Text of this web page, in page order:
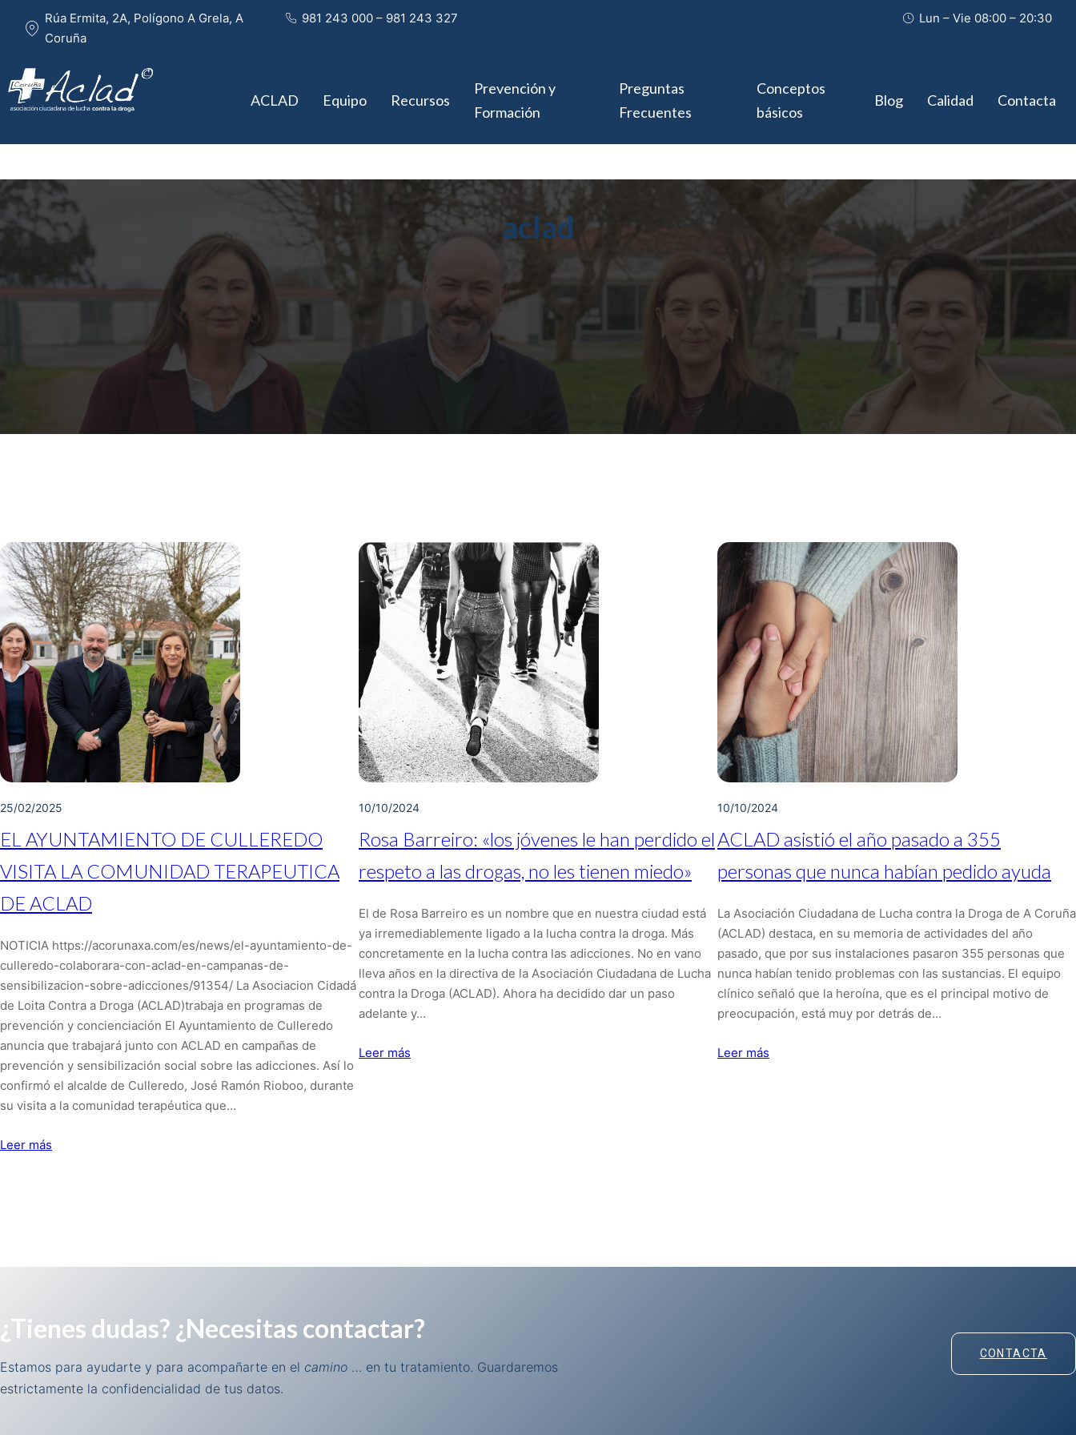
Rúa Ermita, 2A, Polígono A Grela, A
Coruña
981 243 000 – 981 243 327 Lun – Vie 08:00 – 20:30
ACLAD Equipo Recursos
Prevención y
Formación
Preguntas
Frecuentes
Conceptos
básicos
Blog Calidad Contacta
aclad
25/02/2025
EL AYUNTAMIENTO DE CULLEREDO
VISITA LA COMUNIDAD TERAPEUTICA
DE ACLAD
NOTICIA https://acorunaxa.com/es/news/el-ayuntamiento-de-
culleredo-colaborara-con-aclad-en-campanas-de-
sensibilizacion-sobre-adicciones/91354/ La Asociacion Cidadá
de Loita Contra a Droga (ACLAD)trabaja en programas de
prevención y concienciación El Ayuntamiento de Culleredo
anuncia que trabajará junto con ACLAD en campañas de
prevención y sensibilización social sobre las adicciones. Así lo
confirmó el alcalde de Culleredo, José Ramón Rioboo, durante
su visita a la comunidad terapéutica que…
Leer más
10/10/2024
Rosa Barreiro: «los jóvenes le han perdido el
respeto a las drogas, no les tienen miedo»
El de Rosa Barreiro es un nombre que en nuestra ciudad está
ya irremediablemente ligado a la lucha contra la droga. Más
concretamente en la lucha contra las adicciones. No en vano
lleva años en la directiva de la Asociación Ciudadana de Lucha
contra la Droga (ACLAD). Ahora ha decidido dar un paso
adelante y…
Leer más
10/10/2024
ACLAD asistió el año pasado a 355
personas que nunca habían pedido ayuda
La Asociación Ciudadana de Lucha contra la Droga de A Coruña
(ACLAD) destaca, en su memoria de actividades del año
pasado, que por sus instalaciones pasaron 355 personas que
nunca habían tenido problemas con las sustancias. El equipo
clínico señaló que la heroína, que es el principal motivo de
preocupación, está muy por detrás de…
Leer más
¿Tienes dudas? ¿Necesitas contactar?
Estamos para ayudarte y para acompañarte en el camino … en tu tratamiento. Guardaremos
estrictamente la confidencialidad de tus datos.
CONTACTA